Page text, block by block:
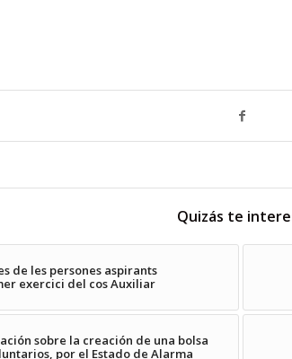
Quizás te
de les persones aspirants
exercici del cos Auxiliar
sobre la creación de una bolsa
por el Estado de Alarma